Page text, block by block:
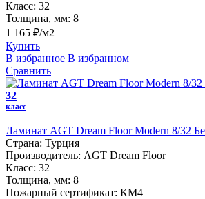
Класс: 32
Толщина, мм: 8
1 165 ₽/м2
Купить
В избранное В избранном
Сравнить
32
класс
Ламинат AGT Dream Floor Modern 8/32
Страна: Турция
Производитель: AGT Dream Floor
Класс: 32
Толщина, мм: 8
Пожарный сертификат: КМ4